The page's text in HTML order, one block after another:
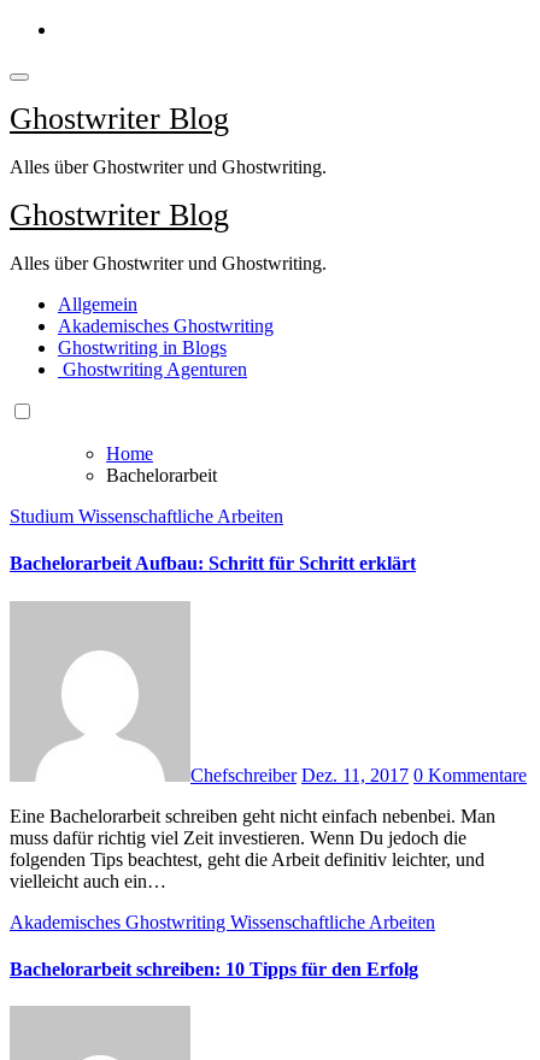
Springe
Inhalt
Ghostwriter Blog
Alles über Ghostwriter und Ghostwriting.
Ghostwriter Blog
Alles über Ghostwriter und Ghostwriting.
Allgemein
Akademisches Ghostwriting
Ghostwriting in Blogs
Ghostwriting Agenturen
Home
Bachelorarbeit
Studium Wissenschaftliche Arbeiten
Bachelorarbeit Aufbau: Schritt für Schritt erklärt
Chefschreiber Dez. 11, 2017 0 Kommentare
Eine Bachelorarbeit schreiben geht nicht einfach nebenbei. Man
muss dafür richtig viel Zeit investieren. Wenn Du jedoch die
folgenden Tips beachtest, geht die Arbeit definitiv leichter, und
vielleicht auch ein…
Akademisches Ghostwriting Wissenschaftliche Arbeiten
Bachelorarbeit schreiben: 10 Tipps für den Erfolg